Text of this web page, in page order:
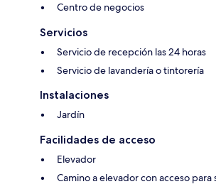
Centro de negocios
Servicios
Servicio de recepción las 24 horas
Servicio de lavandería o tintorería
Instalaciones
Jardín
Facilidades de acceso
Elevador
Camino a elevador con acceso para